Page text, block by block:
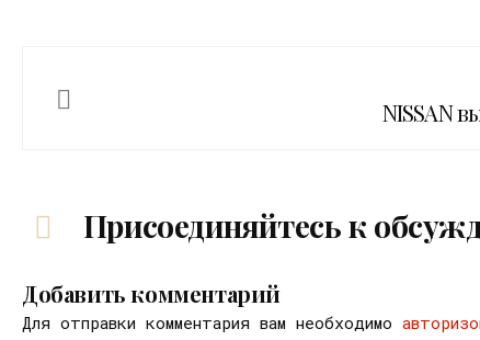
NISSAN
Присоединяйтесь к
Добавить комментарий
Для отправки комментария вам необходимо